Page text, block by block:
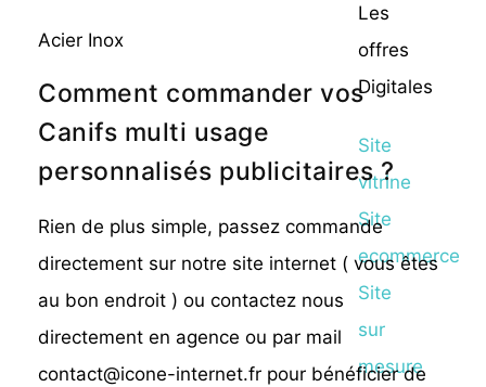
Les
offres
Digitales
Site
vitrine
Site
ecommerce
Site
sur
mesure
Acier Inox
Comment commander vos
Canifs multi usage
personnalisés publicitaires ?
Rien de plus simple, passez commande
directement sur notre site internet ( vous êtes
au bon endroit ) ou contactez nous
directement en agence ou par mail
contact@icone-internet.fr pour bénéficier de